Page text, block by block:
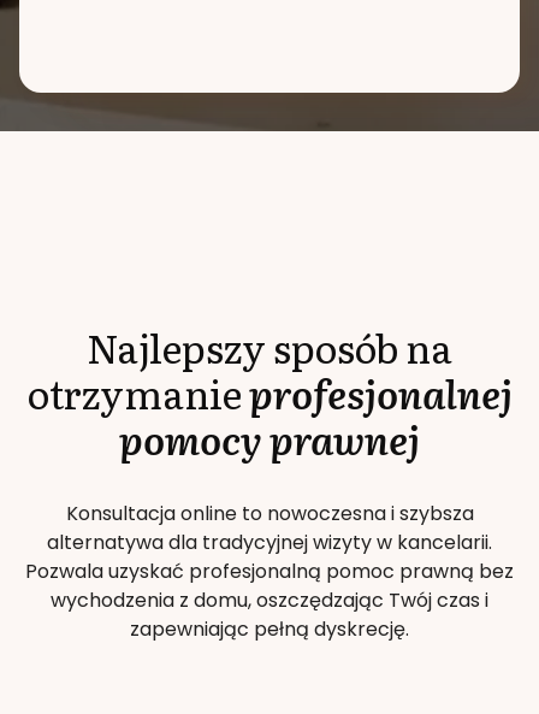
Najlepszy sposób na
otrzymanieprofesjonalnej
pomocy prawnej
Konsultacja online to nowoczesna i szybsza
alternatywa dla tradycyjnej wizyty w kancelarii.
Pozwala uzyskać profesjonalną pomoc prawną bez
wychodzenia z domu, oszczędzając Twój czas i
zapewniając pełną dyskrecję.